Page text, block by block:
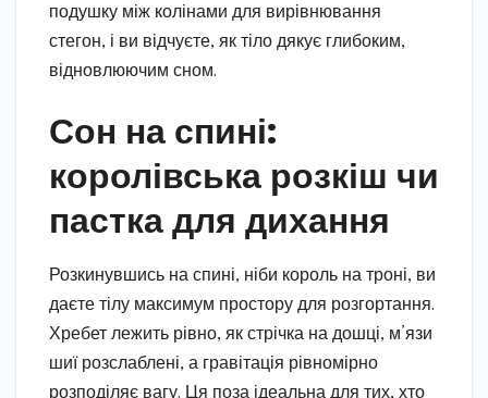
подушку між колінами для вирівнювання
стегон, і ви відчуєте, як тіло дякує глибоким,
відновлюючим сном.
Сон на спині:
королівська розкіш чи
пастка для дихання
Розкинувшись на спині, ніби король на троні, ви
даєте тілу максимум простору для розгортання.
Хребет лежить рівно, як стрічка на дошці, м’язи
шиї розслаблені, а гравітація рівномірно
розподіляє вагу. Ця поза ідеальна для тих, хто